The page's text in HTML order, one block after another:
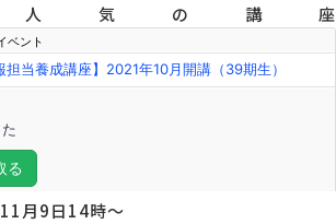
気の講座
月9日14時～